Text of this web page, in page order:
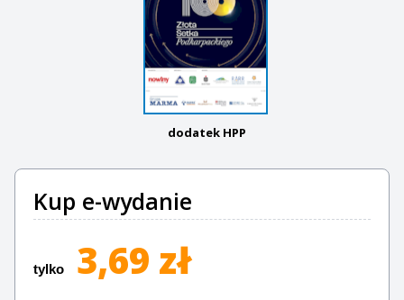
dodatek HPP
Kup e-wydanie
tylko 3,69 zł